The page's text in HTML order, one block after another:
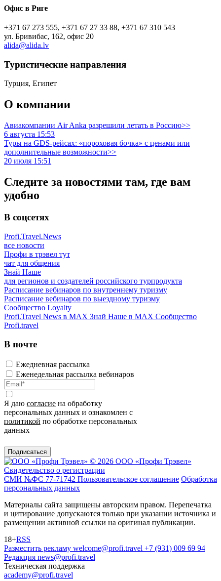
Офис в Риге
+371 67 273 555, +371 67 27 33 88, +371 67 310 543
ул. Бривибас, 162, офис 20
alida@alida.lv
Туристическиe направления
Турция, Египет
О компании
Авиакомпании Air Anka разрешили летать в Россию>>
6 августа 15:53
Туры на GDS-рейсах: «пороховая бочка» с ценами или
дополнительные возможности>>
20 июля 15:51
Следите за новостями там, где вам
удобно
В соцсетях
Profi.Travel.News
все новости
Профи в трэвел тут
чат для общения
Знай Наше
для регионов и создателей российского турпродукта
Расписание вебинаров по внутреннему туризму
Расписание вебинаров по выездному туризму
Сообщество Loyalty
Profi.Travel News в MAX Знай Наше в MAX Сообщество
Profi.travel
В почте
Ежедневная рассылка
Еженедельная рассылка вебинаров
Я даю согласие на обработку
персональных данных и ознакомлен с
политикой по обработке персональных
данных
Подписаться
© 2026 ООО «Профи Трэвeл»
Свидетельство о регистрации
СМИ №ФС 77-71742 Пользовательское соглашение Обработка
персональных данных
Материалы сайта защищены авторским правом. Перепечатка
и цитирование допускаются только при указании источника и
размещении активной ссылки на оригинал публикации.
18+RSS
Разместить рекламу welcome@profi.travel +7 (931) 009 69 94
Редакция news@profi.travel
Техническая поддержка
academy@profi.travel